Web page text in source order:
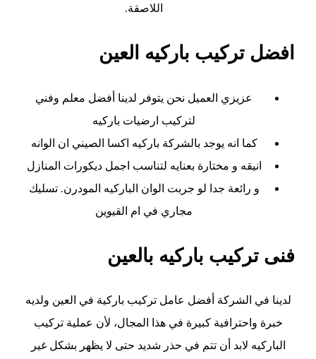
اللاصقة.
افضل تركيب باركيه العين
عزيزي العميل نحن يتوفر لدينا أفضل معلم وفني
لتركيب ارضيات باركيه
كما انه يوجد بالشركة باركيه اكسا الصيني ان الوانه
انيقه و مختارة بعنايه لتناسب اجمل ديكورات المنازل
و رائعة جدا لو جربت الوان الباركيه المودرن. تسليك
مجاري في ام القيوين
فنى تركيب باركيه بالعين
لدينا في الشركة أفضل عامل تركيب باركية في العين ولديه
خبرة واحترافية كبيرة في هذا المجال، لأن عملية تركيب
الباركيه لابد أن تتم في حذر شديد حتى لا يظهر بشكل غير